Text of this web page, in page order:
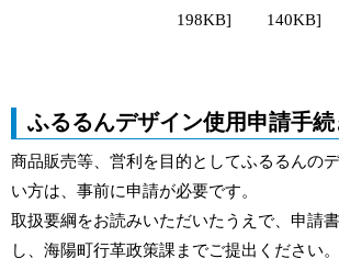
198KB]
140KB]
ふるるんデザイン使用申請手
商品販売等、営利を目的としてふるるんの
い方は、事前に申請が必要です。
取扱要綱をお読みいただいたうえで、申請
し、海陽町行革政策課までご提出ください。